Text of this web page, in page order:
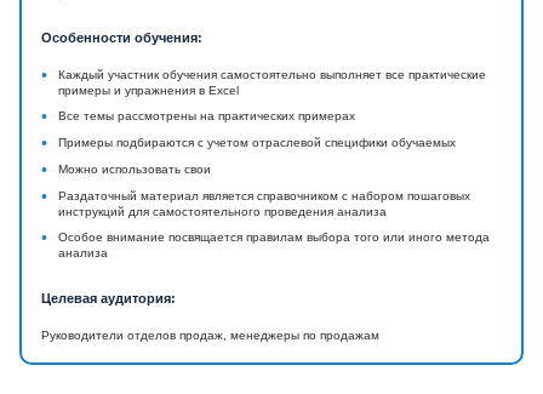
Особенности обучения:
•
Каждый участник обучения самостоятельно выполняет все практические
примеры и упражнения в Excel
• Все темы рассмотрены на практических примерах
• Примеры подбираются с учетом отраслевой специфики обучаемых
• Можно использовать свои
•
Раздаточный материал является справочником с набором пошаговых
инструкций для самостоятельного проведения анализа
•
Особое внимание посвящается правилам выбора того или иного метода
анализа
Целевая аудитория:
Руководители отделов продаж, менеджеры по продажам